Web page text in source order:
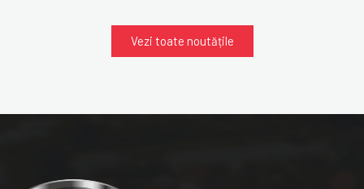
Vezi toate noutățile